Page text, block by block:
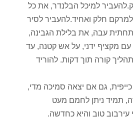
למיכל הבלנדר, את כל
למרקם חלק ואחיד.להעביר לסיר
תחתית עבה, את בלילת הגבינה,
מקציף ידני, על אש קטנה, עד
קורה תוך דקות. להוריד
גם אם יצאה סמיכה מדי,
תמיד ניתן לחמם מעט
טוב והיא כחדשה.